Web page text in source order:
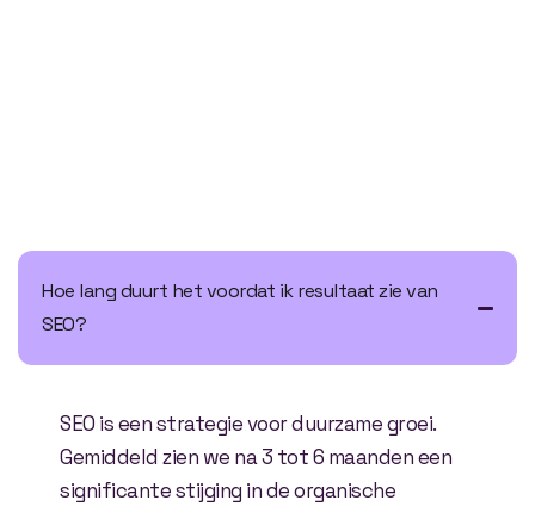
Hoe lang duurt het voordat ik resultaat zie van
SEO?
SEO is een strategie voor duurzame groei.
Gemiddeld zien we na 3 tot 6 maanden een
significante stijging in de organische